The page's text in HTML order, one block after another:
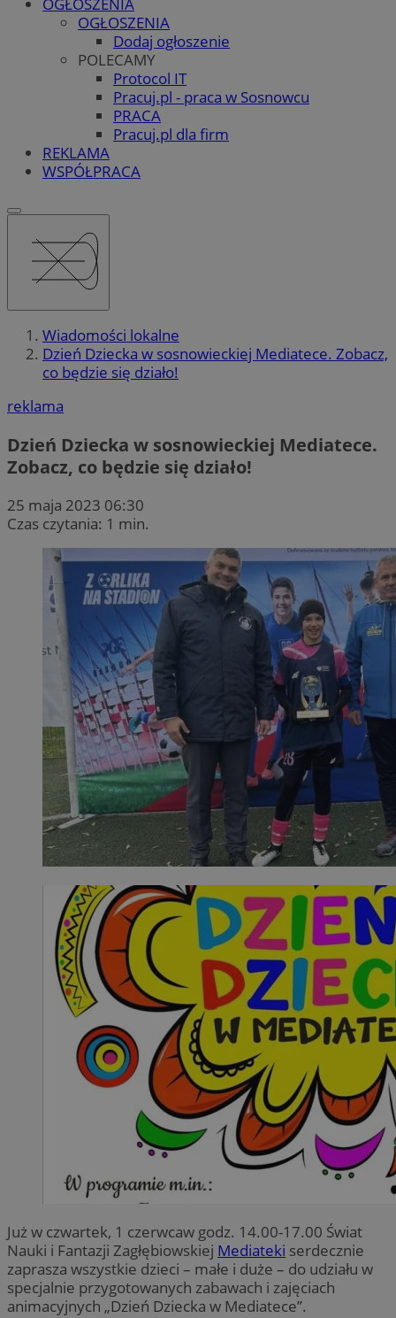
OGŁOSZENIA
Dodaj ogłoszenie
POLECAMY
Protocol IT
Pracuj.pl - praca w Sosnowcu
PRACA
Pracuj.pl dla firm
REKLAMA
WSPÓŁPRACA
Wiadomości lokalne
Dzień Dziecka w sosnowieckiej Mediatece. Zobacz,
co będzie się działo!
reklama
Dzień Dziecka w sosnowieckiej Mediatece.
Zobacz, co będzie się działo!
25 maja 2023 06:30
Czas czytania: 1 min.
Już w czwartek, 1 czerwcaw godz. 14.00-17.00 Świat
Nauki i Fantazji Zagłębiowskiej Mediateki serdecznie
zaprasza wszystkie dzieci – małe i duże – do udziału w
specjalnie przygotowanych zabawach i zajęciach
animacyjnych „Dzień Dziecka w Mediatece”.